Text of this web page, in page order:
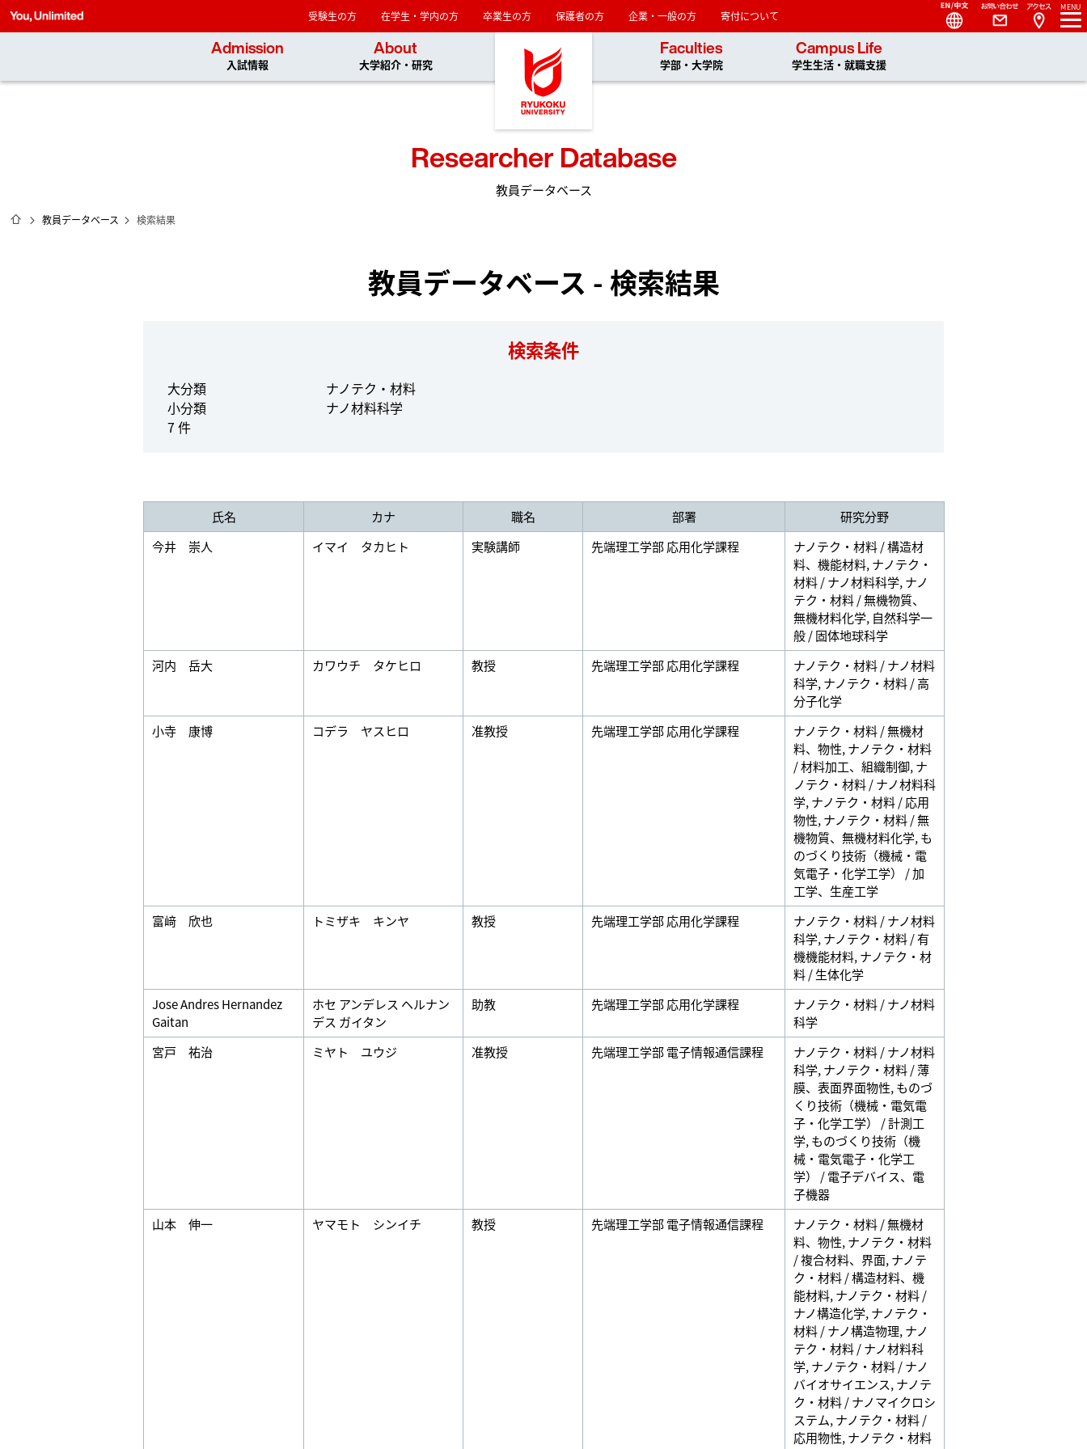
龍谷大学 You, Unlimited
受験生の方 在学生・学内の方 卒業生の方 保護者の方 企業・一般の方 寄付について
Admission
入試情報
About
大学紹介・研究
Faculties
学部・大学院
Campus Life
学生生活・就職支援
MENU
Contact
Language
Researcher Database
教員データベース
ホーム
教員データベース 検索結果
教員データベース - 検索結果
検索条件
大分類
ナノテク・材料
小分類
ナノ材料科学
7 件
氏名 カナ 職名 部署
研究分野
今井 崇人
イマイ タカヒト 実験講師 先端理工学部 応用化学課程
ナノテク・材料 / 構造材
料、機能材料, ナノテク・
材料 / ナノ材料科学, ナノ
テク・材料 / 無機物質、
無機材料化学, 自然科学一
般 / 固体地球科学
河内 岳大
カワウチ タケヒロ 教授 先端理工学部 応用化学課程
ナノテク・材料 / ナノ材料
科学, ナノテク・材料 / 高
分子化学
小寺 康博
コデラ ヤスヒロ 准教授 先端理工学部 応用化学課程
ナノテク・材料 / 無機材
料、物性, ナノテク・材料
/ 材料加工、組織制御, ナ
ノテク・材料 / ナノ材料科
学, ナノテク・材料 / 応用
物性, ナノテク・材料 / 無
機物質、無機材料化学, も
のづくり技術（機械・電
気電子・化学工学） / 加
工学、生産工学
富﨑 欣也
トミザキ キンヤ 教授 先端理工学部 応用化学課程
ナノテク・材料 / ナノ材料
科学, ナノテク・材料 / 有
機機能材料, ナノテク・材
料 / 生体化学
Jose Andres Hernandez
Gaitan
ホセ アンデレス ヘルナン
デス ガイタン
助教 先端理工学部 応用化学課程
ナノテク・材料 / ナノ材料
科学
宮戸 祐治
ミヤト ユウジ 准教授 先端理工学部 電子情報通信課程
ナノテク・材料 / ナノ材料
科学, ナノテク・材料 / 薄
膜、表面界面物性, ものづ
くり技術（機械・電気電
子・化学工学） / 計測工
学, ものづくり技術（機
械・電気電子・化学工
学） / 電子デバイス、電
子機器
山本 伸一
ヤマモト シンイチ 教授 先端理工学部 電子情報通信課程
ナノテク・材料 / 無機材
料、物性, ナノテク・材料
/ 複合材料、界面, ナノテ
ク・材料 / 構造材料、機
能材料, ナノテク・材料 /
ナノ構造化学, ナノテク・
材料 / ナノ構造物理, ナノ
テク・材料 / ナノ材料科
学, ナノテク・材料 / ナノ
バイオサイエンス, ナノテ
ク・材料 / ナノマイクロシ
ステム, ナノテク・材料 /
応用物性, ナノテク・材料